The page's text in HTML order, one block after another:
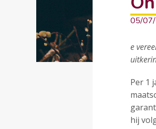
05/
e
Per 1
hij